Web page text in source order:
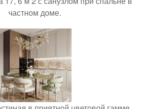
частном доме.